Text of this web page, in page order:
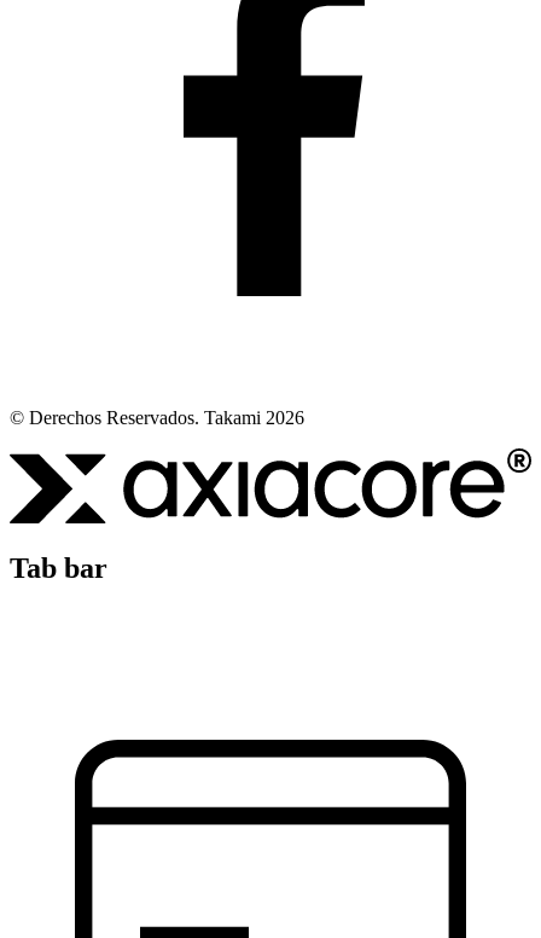
© Derechos Reservados. Takami 2026
Tab bar